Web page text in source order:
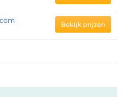
Bekijk prijzen